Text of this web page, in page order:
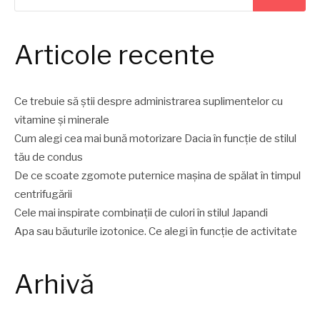
Articole recente
Ce trebuie să știi despre administrarea suplimentelor cu
vitamine și minerale
Cum alegi cea mai bună motorizare Dacia în funcție de stilul
tău de condus
De ce scoate zgomote puternice mașina de spălat în timpul
centrifugării
Cele mai inspirate combinații de culori în stilul Japandi
Apa sau băuturile izotonice. Ce alegi în funcție de activitate
Arhivă